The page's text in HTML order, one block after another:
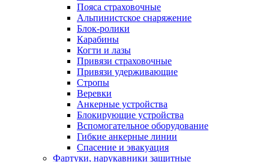
Пояса страховочные
Альпинистское снаряжение
Блок-ролики
Карабины
Когти и лазы
Привязи страховочные
Привязи удерживающие
Стропы
Веревки
Анкерные устройства
Блокирующие устройства
Вспомогательное оборудование
Гибкие анкерные линии
Спасение и эвакуация
Фартуки, нарукавники защитные